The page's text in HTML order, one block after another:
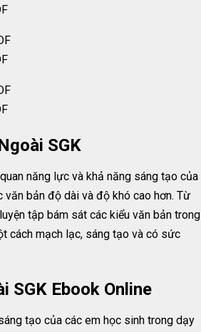
SGK
năng lực và khả năng sáng tạo của
bản độ dài và độ khó cao hơn. Từ
tập bám sát các kiểu văn bản trong
cách mạch lạc, sáng tạo và có sức
SGK Ebook Online
tạo của các em học sinh trong dạy